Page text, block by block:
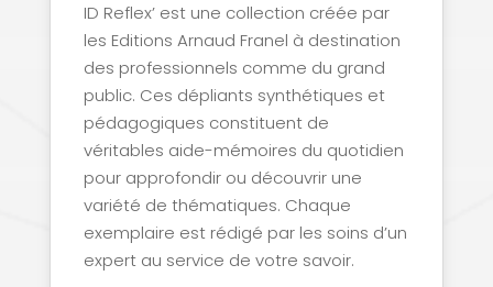
ID Reflex’ est une collection créée par
les Editions Arnaud Franel à destination
des professionnels comme du grand
public. Ces dépliants synthétiques et
pédagogiques constituent de
véritables aide-mémoires du quotidien
pour approfondir ou découvrir une
variété de thématiques. Chaque
exemplaire est rédigé par les soins d’un
expert au service de votre savoir.